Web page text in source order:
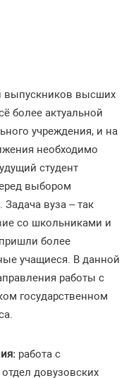
выпускников высших
более актуальной
учреждения, и на
необходимо
студент
выбором
вуза – так
со школьниками и
более
учащиеся. В данной
работы с
государственном
работа с
довузовских